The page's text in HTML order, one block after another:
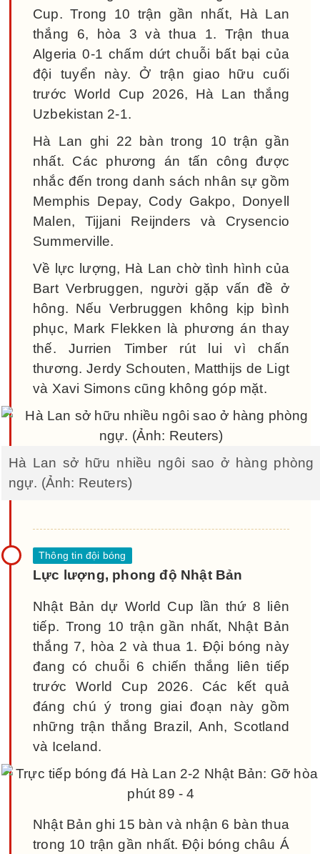
Cup. Trong 10 trận gần nhất, Hà Lan
thắng 6, hòa 3 và thua 1. Trận thua
Algeria 0-1 chấm dứt chuỗi bất bại của
đội tuyển này. Ở trận giao hữu cuối
trước World Cup 2026, Hà Lan thắng
Uzbekistan 2-1.
Hà Lan ghi 22 bàn trong 10 trận gần
nhất. Các phương án tấn công được
nhắc đến trong danh sách nhân sự gồm
Memphis Depay, Cody Gakpo, Donyell
Malen, Tijjani Reijnders và Crysencio
Summerville.
Về lực lượng, Hà Lan chờ tình hình của
Bart Verbruggen, người gặp vấn đề ở
hông. Nếu Verbruggen không kịp bình
phục, Mark Flekken là phương án thay
thế. Jurrien Timber rút lui vì chấn
thương. Jerdy Schouten, Matthijs de Ligt
và Xavi Simons cũng không góp mặt.
Hà Lan sở hữu nhiều ngôi sao ở hàng phòng
ngự. (Ảnh: Reuters)
Lực lượng, phong độ Nhật Bản
Nhật Bản dự World Cup lần thứ 8 liên
tiếp. Trong 10 trận gần nhất, Nhật Bản
thắng 7, hòa 2 và thua 1. Đội bóng này
đang có chuỗi 6 chiến thắng liên tiếp
trước World Cup 2026. Các kết quả
đáng chú ý trong giai đoạn này gồm
những trận thắng Brazil, Anh, Scotland
và Iceland.
Nhật Bản ghi 15 bàn và nhận 6 bàn thua
trong 10 trận gần nhất. Đội bóng châu Á